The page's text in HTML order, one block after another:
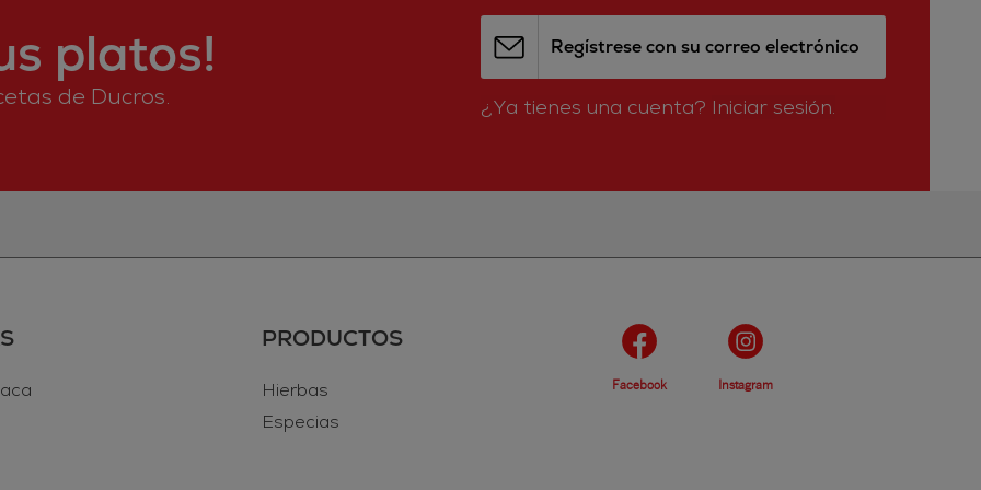
platos!
de Ducros.
Regístrese con su correo electrónico
¿Ya tienes una cuenta? Iniciar sesión.
PRODUCTOS
Hierbas
Especias
Facebook Instagram